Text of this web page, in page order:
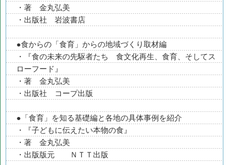
・著 金丸弘美
・出版社 岩波書店
●食からの「食育」からの地域づくり取材編
・『食の未来の先駆者たち 食文化再生、食育、そしてス
ローフード』
・著 金丸弘美
・出版社 コープ出版
●「食育」を知る基礎編と各地の具体事例を紹介
・『子どもに伝えたい本物の食』
・著 金丸弘美
・出版版元 ＮＴＴ出版